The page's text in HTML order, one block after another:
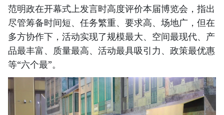
范明政在开幕式上发言时高度评价本届博览会，指出
尽管筹备时间短、任务繁重、要求高、场地广，但在
多方协作下，活动实现了规模最大、空间最现代、产
品最丰富、质量最高、活动最具吸引力、政策最优惠
等“六个最”。